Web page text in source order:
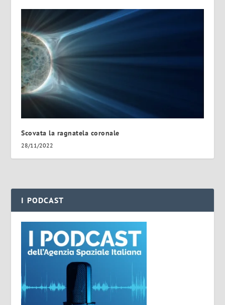
Scovata la ragnatela coronale
28/11/2022
I PODCAST